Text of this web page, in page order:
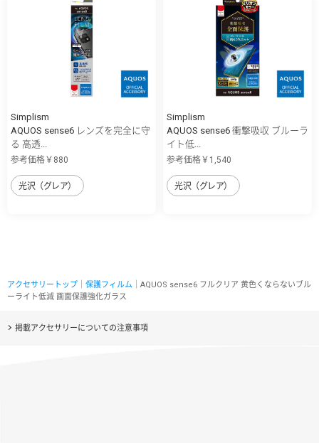
Simplism
AQUOS sense6 レンズを完全に守
る 高透...
参考価格￥880
光沢（グレア）
Simplism
AQUOS sense6 衝撃吸収 ブルーラ
イト低...
参考価格￥1,540
光沢（グレア）
アクセサリートップ 保護フィルム ｜AQUOS sense6 フルクリア 黄色くならないブル
ーライト低減 画面保護強化ガラス
掲載アクセサリーについての注意事項